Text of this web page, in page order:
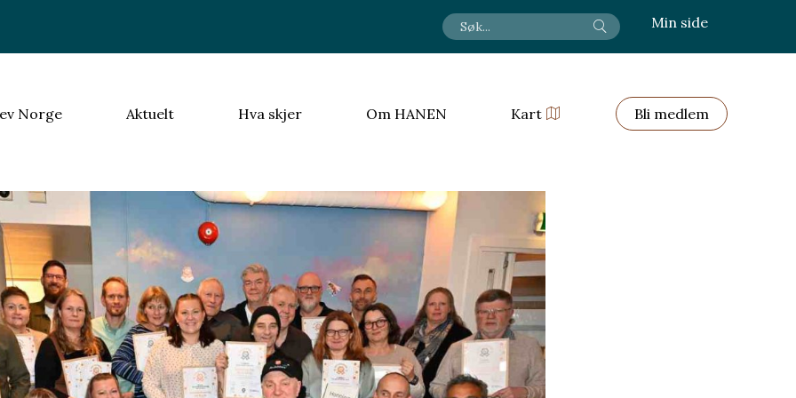
Min side
Norge Aktuelt Hva skjer Om HANEN Kart Bli medlem